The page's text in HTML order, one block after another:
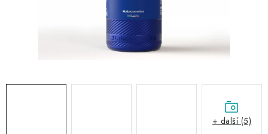
BYDLENÍ
+ další (5)